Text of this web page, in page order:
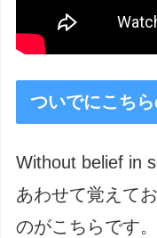
ついでにこち
Without belief in
あわせて覚えて
のがこちらです